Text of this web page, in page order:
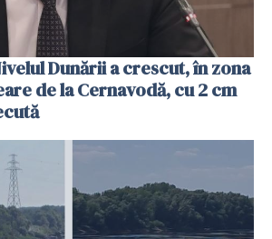
Dunării a crescut, în zona
de la Cernavodă, cu 2 cm